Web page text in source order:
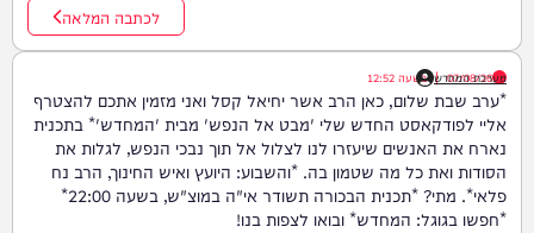
לכתבה המלאה
מערכת המחדש
07/08/26
| בשעה 12:52
*ערב שבת שלום, כאן הרב אשר יחיאל קסל ואני מזמין אתכם להצטרף
אליי לפודקאסט החדש שלי 'מבט אל הנפש' מבית 'המחדש'* בתכנית
נארח את האנשים שיעזרו לנו לצלול אל תוך נבכי הנפש, לגלות את
הסודות ואת כל מה שטמון בה. *והשבוע: היועץ ואיש החינוך, הרב נח
פלאי*. מתי? *תכנית הבכורה תשודר אי"ה במוצ"ש, בשעה 22:00*
*חפשו בגוגל: המחדש* ובואו לצפות בנו!